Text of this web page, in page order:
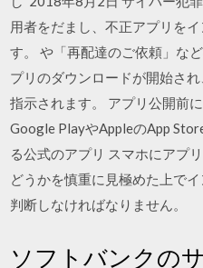
用者をだまし、不正アプリを
す。 や「再配達のご依頼」な
プリのダウンロードが開始さ
指示されます。 アプリ公開前
Google PlayやAppleのApp
る公式のアプリ スマホにアプ
どうかを慎重に見極めた上で
判断しなければなりません。
ソフトバンクの